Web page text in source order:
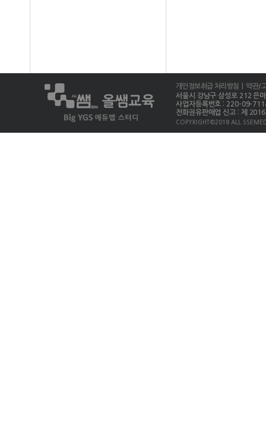
개인정보취급 처리방침
| 약관/
서울시 강남구 삼성로 212 은
사업자등록번호 : 220-09-
전화권유판매업 신고 : 제
COPYRIGHT©2018 ALL